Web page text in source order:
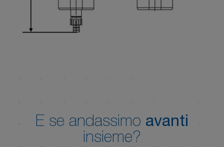
E se andassimo avanti
insieme?